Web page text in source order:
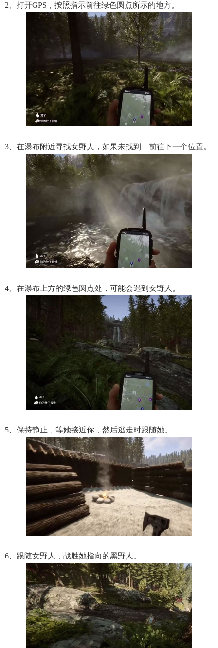
2、打开GPS，按照指示前往绿色圆点所示的地方。
3、在瀑布附近寻找女野人，如果未找到，前往下一个位置。
4、在瀑布上方的绿色圆点处，可能会遇到女野人。
5、保持静止，等她接近你，然后逃走时跟随她。
6、跟随女野人，战胜她指向的黑野人。